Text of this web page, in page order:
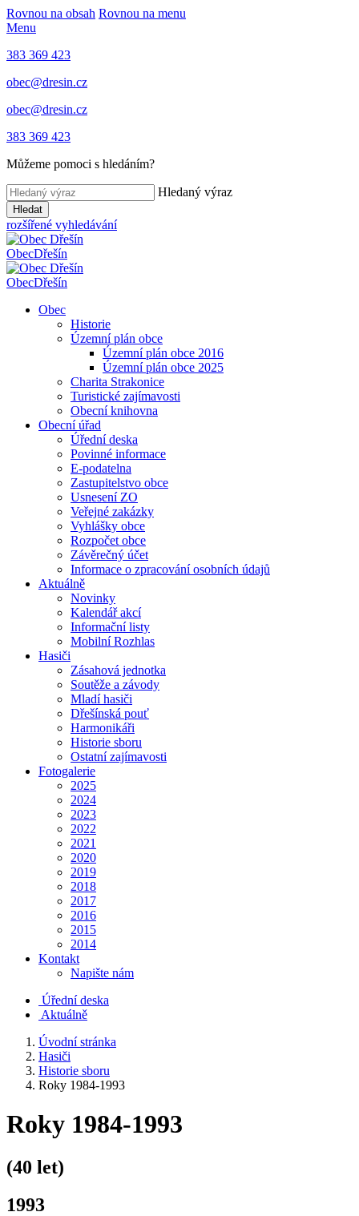
Rovnou na obsah Rovnou na menu
Menu
383 369 423
obec@dresin.cz
obec@dresin.cz
383 369 423
Můžeme pomoci s hledáním?
Hledaný výraz
Hledat
rozšířené vyhledávání
ObecDřešín
ObecDřešín
Obec
Historie
Územní plán obce
Územní plán obce 2016
Územní plán obce 2025
Charita Strakonice
Turistické zajímavosti
Obecní knihovna
Obecní úřad
Úřední deska
Povinné informace
E-podatelna
Zastupitelstvo obce
Usnesení ZO
Veřejné zakázky
Vyhlášky obce
Rozpočet obce
Závěrečný účet
Informace o zpracování osobních údajů
Aktuálně
Novinky
Kalendář akcí
Informační listy
Mobilní Rozhlas
Hasiči
Zásahová jednotka
Soutěže a závody
Mladí hasiči
Dřešínská pouť
Harmonikáři
Historie sboru
Ostatní zajímavosti
Fotogalerie
2025
2024
2023
2022
2021
2020
2019
2018
2017
2016
2015
2014
Kontakt
Napište nám
Úřední deska
Aktuálně
Úvodní stránka
Hasiči
Historie sboru
Roky 1984-1993
Roky 1984-1993
(40 let)
1993